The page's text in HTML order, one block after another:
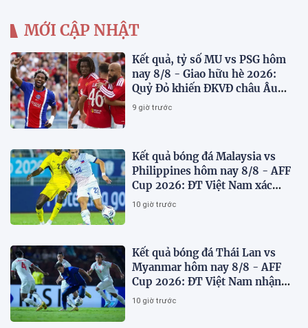
MỚI CẬP NHẬT
Kết quả, tỷ số MU vs PSG hôm
nay 8/8 - Giao hữu hè 2026:
Quỷ Đỏ khiến ĐKVĐ châu Âu
toát mồ hôi
9 giờ trước
Kết quả bóng đá Malaysia vs
Philippines hôm nay 8/8 - AFF
Cup 2026: ĐT Việt Nam xác
định đối thủ
10 giờ trước
Kết quả bóng đá Thái Lan vs
Myanmar hôm nay 8/8 - AFF
Cup 2026: ĐT Việt Nam nhận
'chiến thư'
10 giờ trước